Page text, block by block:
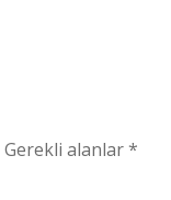
Gerekli alanlar*